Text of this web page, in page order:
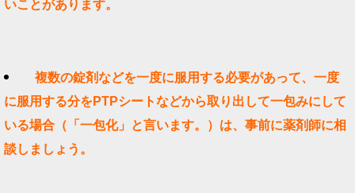
いことがあります。
複数の錠剤などを一度に服用する必要があって、一度
に服用する分をPTPシートなどから取り出して一包みにして
いる場合（「一包化」と言います。）は、事前に薬剤師に相
談しましょう。